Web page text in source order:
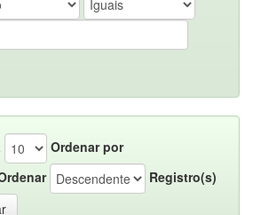
Ordenar por
Registro(s)